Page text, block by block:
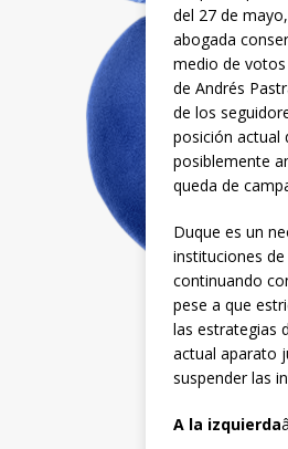
del 27 de
abogada
medio de
de Andrés
de los
posición actual
posiblemente
queda de
Duque es un
instituciones
continuando
pese a que
las estrategias
actual aparato
suspender las
A la izquierda